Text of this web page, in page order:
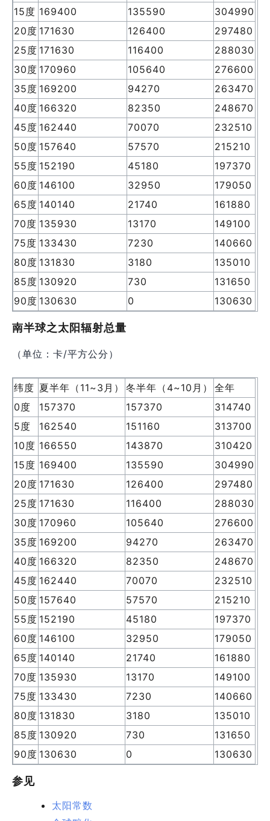
15度 169400 135590
304990
20度 171630 126400
297480
25度 171630 116400
288030
30度 170960 105640
276600
35度 169200 94270
263470
40度 166320 82350
248670
45度 162440 70070
232510
50度 157640 57570
215210
55度 152190 45180
197370
60度 146100 32950
179050
65度 140140 21740
161880
70度 135930 13170
149100
75度 133430 7230
140660
80度 131830 3180
135010
85度 130920 730
131650
90度 130630 0 130630
南半球之太阳辐射总量
（单位：卡/平方公分）
纬度 夏半年（11~3月） 冬半年（4~10月）
全年
0度
157370 157370
314740
5度
162540 151160
313700
10度 166550 143870
310420
15度 169400 135590
304990
20度 171630 126400
297480
25度 171630 116400
288030
30度 170960 105640
276600
35度 169200 94270
263470
40度 166320 82350
248670
45度 162440 70070
232510
50度 157640 57570
215210
55度 152190 45180
197370
60度 146100 32950
179050
65度 140140 21740
161880
70度 135930 13170
149100
75度 133430 7230
140660
80度 131830 3180
135010
85度 130920 730
131650
90度 130630 0 130630
参见
太阳常数